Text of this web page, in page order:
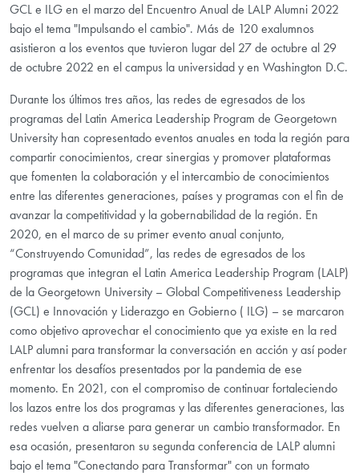
GCL e ILG en el marzo del Encuentro Anual de LALP Alumni 2022
bajo el tema "Impulsando el cambio". Más de 120 exalumnos
asistieron a los eventos que tuvieron lugar del 27 de octubre al 29
de octubre 2022 en el campus la universidad y en Washington D.C.
Durante los últimos tres años, las redes de egresados de los
programas del Latin America Leadership Program de Georgetown
University han copresentado eventos anuales en toda la región para
compartir conocimientos, crear sinergias y promover plataformas
que fomenten la colaboración y el intercambio de conocimientos
entre las diferentes generaciones, países y programas con el fin de
avanzar la competitividad y la gobernabilidad de la región. En
2020, en el marco de su primer evento anual conjunto,
“Construyendo Comunidad”, las redes de egresados de los
programas que integran el Latin America Leadership Program (LALP)
de la Georgetown University – Global Competitiveness Leadership
(GCL) e Innovación y Liderazgo en Gobierno ( ILG) – se marcaron
como objetivo aprovechar el conocimiento que ya existe en la red
LALP alumni para transformar la conversación en acción y así poder
enfrentar los desafíos presentados por la pandemia de ese
momento. En 2021, con el compromiso de continuar fortaleciendo
los lazos entre los dos programas y las diferentes generaciones, las
redes vuelven a aliarse para generar un cambio transformador. En
esa ocasión, presentaron su segunda conferencia de LALP alumni
bajo el tema "Conectando para Transformar" con un formato